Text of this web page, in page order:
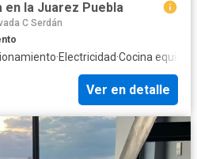
en la Juarez Puebla
C Serdán
·Electricidad·Cocina
Ver en detalle